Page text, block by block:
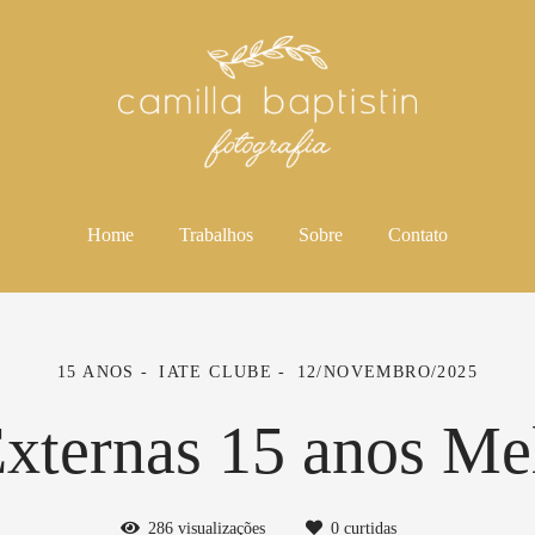
Home Trabalhos Sobre Contato
15 ANOS IATE CLUBE 12/NOVEMBRO/2025
15 anos
286 visualizações 0 curtidas